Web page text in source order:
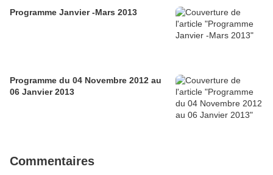
Programme Janvier -Mars 2013
Programme du 04 Novembre 2012 au
06 Janvier 2013
Commentaires